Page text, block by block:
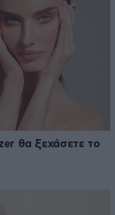
θα ξεχάσετε το